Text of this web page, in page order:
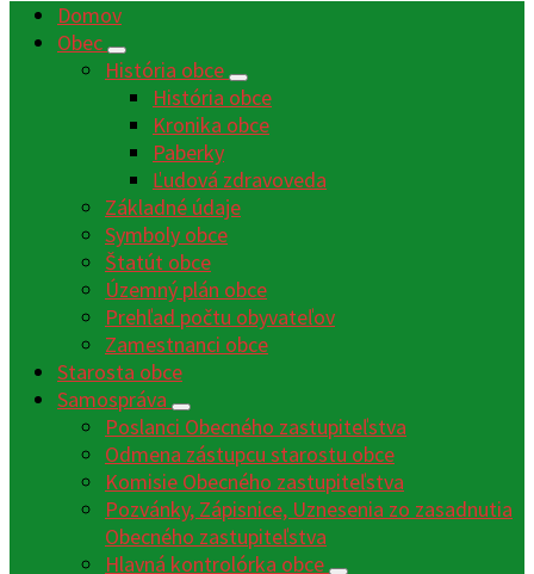
Domov
Obec
História obce
História obce
Kronika obce
Paberky
Ľudová zdravoveda
Základné údaje
Symboly obce
Štatút obce
Územný plán obce
Prehľad počtu obyvateľov
Zamestnanci obce
Starosta obce
Samospráva
Poslanci Obecného zastupiteľstva
Odmena zástupcu starostu obce
Komisie Obecného zastupiteľstva
Pozvánky, Zápisnice, Uznesenia zo zasadnutia
Obecného zastupiteľstva
Hlavná kontrolórka obce